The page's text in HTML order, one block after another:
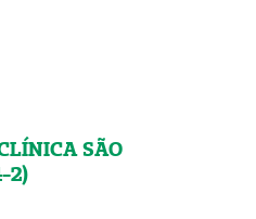
SÃO
2)